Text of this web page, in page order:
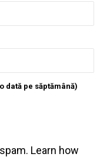
dată pe săptămână)
Learn how